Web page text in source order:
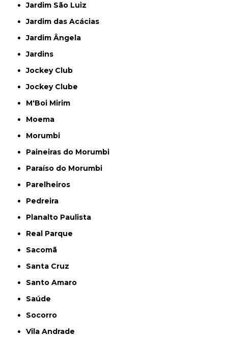
Jardim São Luiz
Jardim das Acácias
Jardim Ângela
Jardins
Jockey Club
Jockey Clube
M'Boi Mirim
Moema
Morumbi
Paineiras do Morumbi
Paraíso do Morumbi
Parelheiros
Pedreira
Planalto Paulista
Real Parque
Sacomã
Santa Cruz
Santo Amaro
Saúde
Socorro
Vila Andrade